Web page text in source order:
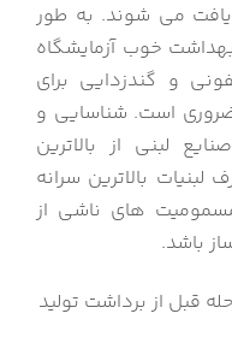
یافت می شوند. به طور
خوب آزمایشگاه
و گندزدایی برای
ضروری است. شناسایی و
لبنی از بالاترین
بالاترین سرانه
های ناشی از
باشد.
قبل از برداشت تولید